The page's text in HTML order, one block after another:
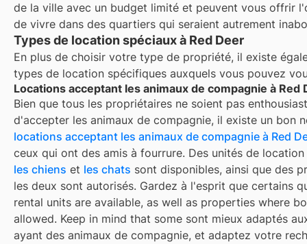
de la ville avec un budget limité et peuvent vous offrir
de vivre dans des quartiers qui seraient autrement
Types de location spéciaux à Red Deer
En plus de choisir votre type de propriété, il existe
types de location spécifiques auxquels vous pouvez
Locations acceptant les animaux de compagnie à Red
Bien que tous les propriétaires ne soient pas
d'accepter les animaux de compagnie, il existe un bon
locations acceptant les animaux de compagnie à Red
ceux qui ont des amis à fourrure. Des unités de location
les chiens et les chats sont disponibles, ainsi que des
les deux sont autorisés. Gardez à l'esprit que certains
rental units are available, as well as properties where
allowed. Keep in mind that some sont mieux adaptés
ayant des animaux de compagnie, et adaptez votre